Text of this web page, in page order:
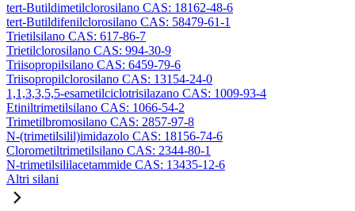
tert-Butildimetilclorosilano CAS: 18162-48-6
tert-Butildifenilclorosilano CAS: 58479-61-1
Trietilsilano CAS: 617-86-7
Trietilclorosilano CAS: 994-30-9
Triisopropilsilano CAS: 6459-79-6
Triisopropilclorosilano CAS: 13154-24-0
1,1,3,3,5,5-esametilciclotrisilazano CAS: 1009-93-4
Etiniltrimetilsilano CAS: 1066-54-2
Trimetilbromosilano CAS: 2857-97-8
N-(trimetilsilil)imidazolo CAS: 18156-74-6
Clorometiltrimetilsilano CAS: 2344-80-1
N-trimetilsililacetammide CAS: 13435-12-6
Altri silani